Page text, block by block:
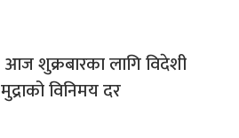
आज शुक्रबारका लागि विदेशी
मुद्राको विनिमय दर